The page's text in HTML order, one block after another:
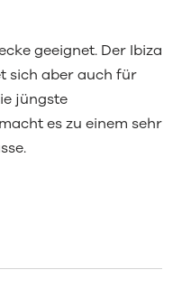
geeignet. Der Ibiza
sich aber auch für
jüngste
es zu einem sehr